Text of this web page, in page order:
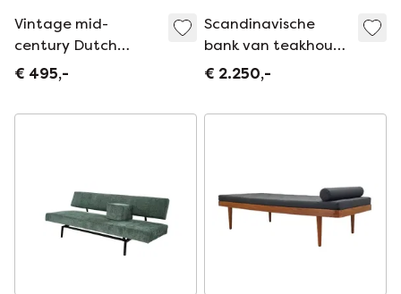
Vintage mid-
century Dutch
Modern Cleopatra-
Cordemeyer voor
€ 495,-
Scandinavische
bank van teakhout
en leer, 1960
€ 2.250,-